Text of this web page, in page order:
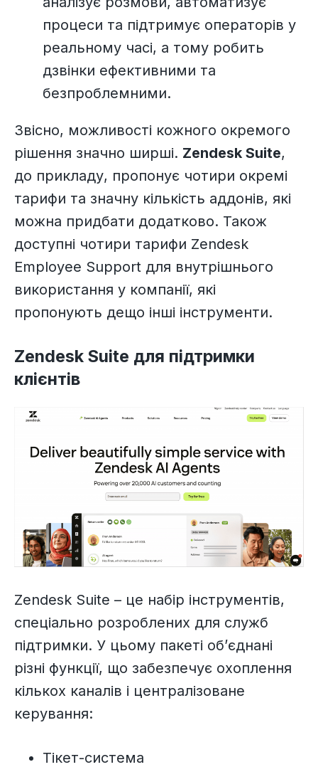
процеси та підтримує операторів у
реальному часі, а тому робить
дзвінки ефективними та
безпроблемними.
Звісно, можливості кожного окремого
рішення значно ширші. Zendesk Suite,
до прикладу, пропонує чотири окремі
тарифи та значну кількість аддонів, які
можна придбати додатково. Також
доступні чотири тарифи Zendesk
Employee Support для внутрішнього
використання у компанії, які
пропонують дещо інші інструменти.
Zendesk Suite для підтримки
клієнтів
Zendesk Suite – це набір інструментів,
спеціально розроблених для служб
підтримки. У цьому пакеті об’єднані
різні функції, що забезпечує охоплення
кількох каналів і централізоване
керування:
Тікет-система